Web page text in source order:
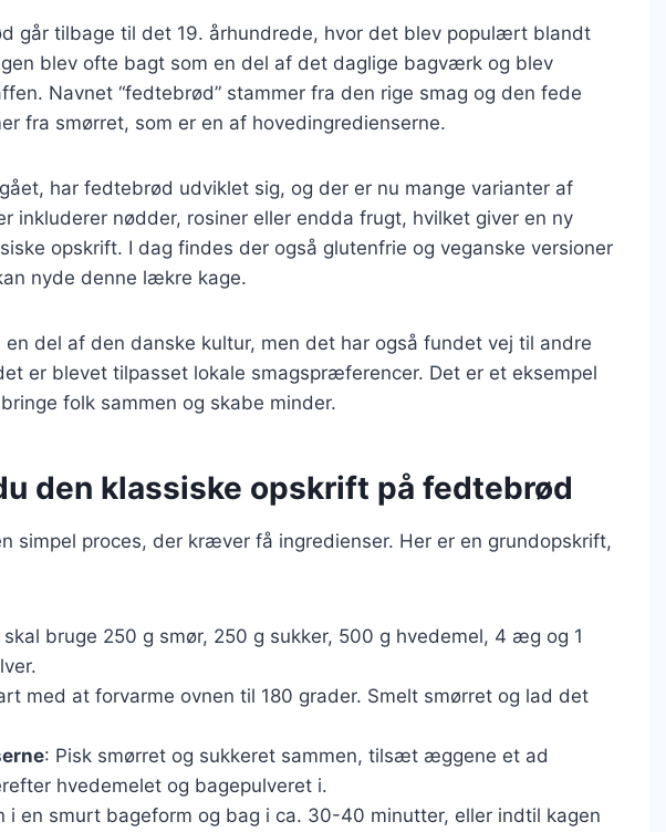
går tilbage til det 19. århundrede, hvor det blev populært blandt
blev ofte bagt som en del af det daglige bagværk og blev
Navnet “fedtebrød” stammer fra den rige smag og den fede
fra smørret, som er en af hovedingredienserne.
har fedtebrød udviklet sig, og der er nu mange varianter af
inkluderer nødder, rosiner eller endda frugt, hvilket giver en ny
opskrift. I dag findes der også glutenfrie og veganske versioner
nyde denne lækre kage.
en del af den danske kultur, men det har også fundet vej til andre
er blevet tilpasset lokale smagspræferencer. Det er et eksempel
folk sammen og skabe minder.
den klassiske opskrift på fedtebrød
simpel proces, der kræver få ingredienser. Her er en grundopskrift,
skal bruge 250 g smør, 250 g sukker, 500 g hvedemel, 4 æg og 1
med at forvarme ovnen til 180 grader. Smelt smørret og lad det
: Pisk smørret og sukkeret sammen, tilsæt æggene et ad
hvedemelet og bagepulveret i.
i en smurt bageform og bag i ca. 30-40 minutter, eller indtil kagen